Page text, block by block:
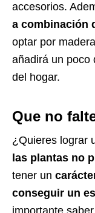
accesorios.
a combinación
optar por
añadirá un poco
del hogar.
Que no
¿Quieres lograr
las plantas no
tener un
conseguir un